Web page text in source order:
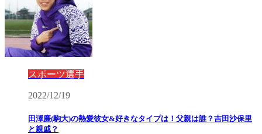
スポーツ選手
2022/12/19
田澤廉(駒大)の熱愛彼女&好きなタイプは！父親は誰？吉田沙保里
と親戚？